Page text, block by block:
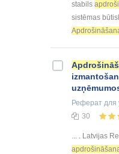
stabils
sistēmas
Реферат для
30
... . Latvijas